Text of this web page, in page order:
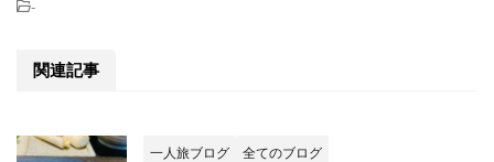
-
関連記事
一人旅ブログ 全てのブログ